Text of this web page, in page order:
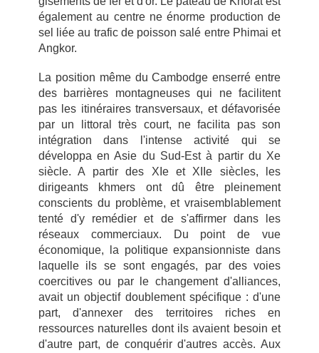
également au centre ne énorme production de
sel liée au trafic de poisson salé entre Phimai et
Angkor.
La position même du Cambodge enserré entre
des barrières montagneuses qui ne facilitent
pas les itinéraires transversaux, et défavorisée
par un littoral très court, ne facilita pas son
intégration dans l'intense activité qui se
développa en Asie du Sud-Est à partir du Xe
siècle. A partir des XIe et XIIe siècles, les
dirigeants khmers ont dû être pleinement
conscients du problème, et vraisemblablement
tenté d'y remédier et de s'affirmer dans les
réseaux commerciaux. Du point de vue
économique, la politique expansionniste dans
laquelle ils se sont engagés, par des voies
coercitives ou par le changement d'alliances,
avait un objectif doublement spécifique : d'une
part, d'annexer des territoires riches en
ressources naturelles dont ils avaient besoin et
d'autre part, de conquérir d'autres accès. Aux